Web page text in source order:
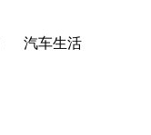
汽车生活